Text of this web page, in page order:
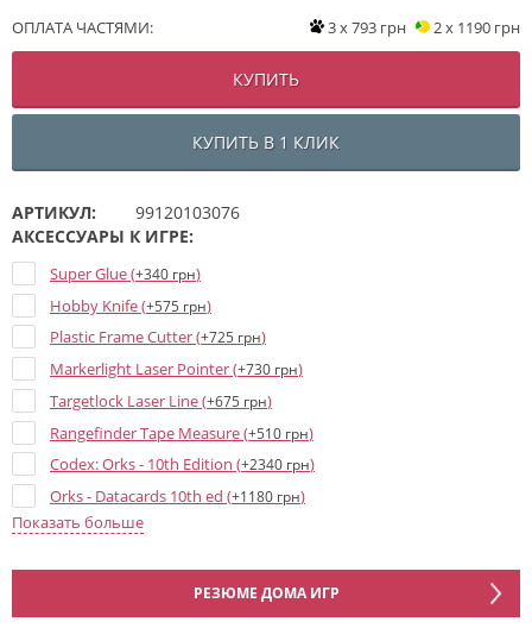
ОПЛАТА ЧАСТЯМИ: 3 x 793 грн 2 x 1190 грн
КУПИТЬ
КУПИТЬ В 1 КЛИК
АРТИКУЛ:
99120103076
АКСЕССУАРЫ К ИГРЕ:
Super Glue (+340 грн)
Hobby Knife (+575 грн)
Plastic Frame Cutter (+725 грн)
Markerlight Laser Pointer (+730 грн)
Targetlock Laser Line (+675 грн)
Rangefinder Tape Measure (+510 грн)
Codex: Orks - 10th Edition (+2340 грн)
Orks - Datacards 10th ed (+1180 грн)
Orks Blue Dice - 16 mm (
Показать больше
РЕЗЮМЕ ДОМА ИГР